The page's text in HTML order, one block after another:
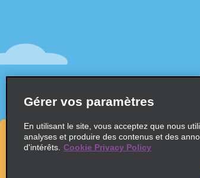
Réservations
Faire une réservation
Enregistrement accéléré
Ne pas passer par le comptoir
Trajets passés / Reçus
Gérer vos paramètres
En utilisant le site, vous acceptez que nous
analyses et produire des contenus et des
d'intérêts. Cookie Privacy Policy